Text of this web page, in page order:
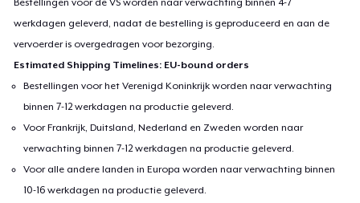
werkdagen geleverd, nadat de bestelling is geproduceerd en aan de
vervoerder is overgedragen voor bezorging.
Estimated Shipping Timelines: EU-bound orders
Bestellingen voor het Verenigd Koninkrijk worden naar verwachting
binnen 7-12 werkdagen na productie geleverd.
Voor Frankrijk, Duitsland, Nederland en Zweden worden naar
verwachting binnen 7-12 werkdagen na productie geleverd.
Voor alle andere landen in Europa worden naar verwachting binnen
10-16 werkdagen na productie geleverd.